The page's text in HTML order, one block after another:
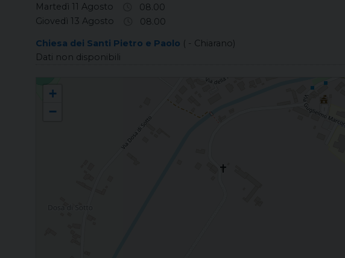
Martedì 11 Agosto
08.00
Giovedì 13 Agosto
08.00
Chiesa dei Santi Pietro e Paolo ( - Chiarano)
Dati non disponibili
CHIARANO San Bartolomeo Apostolo
+
−